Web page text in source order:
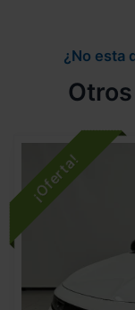
¿No esta